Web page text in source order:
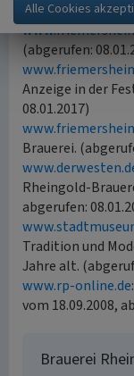
Internet
(abgerufen:
Anzeige in der
08.01.2017)
Brauerei.
Rheingold-
abgerufen:
Tradition und
Jahre alt.
www.rp-online.de
vom 18.09.2008,
Brauerei